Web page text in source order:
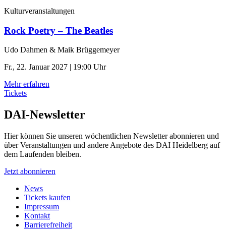
Kulturveranstaltungen
Rock Poetry – The Beatles
Udo Dahmen & Maik Brüggemeyer
Fr., 22. Januar 2027 | 19:00 Uhr
Mehr erfahren
Tickets
DAI-Newsletter
Hier können Sie unseren wöchentlichen Newsletter abonnieren und
über Veranstaltungen und andere Angebote des DAI Heidelberg auf
dem Laufenden bleiben.
Jetzt abonnieren
News
Tickets kaufen
Impressum
Kontakt
Barrierefreiheit